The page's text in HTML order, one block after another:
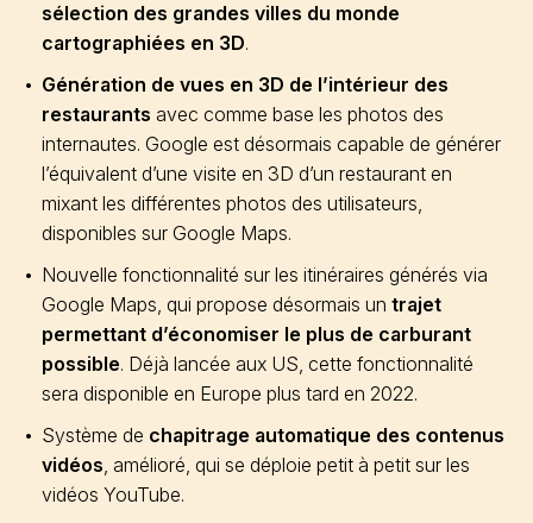
sélection des grandes villes du monde
cartographiées en 3D.
Génération de vues en 3D de l’intérieur des
restaurants avec comme base les photos des
internautes. Google est désormais capable de générer
l’équivalent d’une visite en 3D d’un restaurant en
mixant les différentes photos des utilisateurs,
disponibles sur Google Maps.
Nouvelle fonctionnalité sur les itinéraires générés via
Google Maps, qui propose désormais un trajet
permettant d’économiser le plus de carburant
possible. Déjà lancée aux US, cette fonctionnalité
sera disponible en Europe plus tard en 2022.
Système de chapitrage automatique des contenus
vidéos, amélioré, qui se déploie petit à petit sur les
vidéos YouTube.